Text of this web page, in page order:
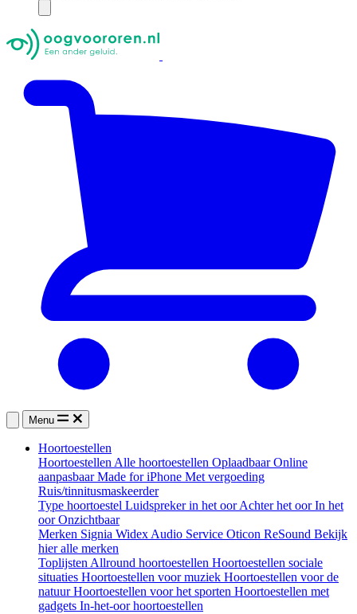
Menu
Hoortoestellen
HoortoestellenAlle hoortoestellen OplaadbaarOnline
aanpasbaarMade for iPhone Met vergoeding
Ruis/tinnitusmaskeerder
Type hoortoestel Luidspreker in het oorAchter het oorIn het
oorOnzichtbaar
Merken Signia WidexAudio Service Oticon ReSound Bekijk
hier alle merken
ToplijstenAllround hoortoestellen Hoortoestellen sociale
situaties Hoortoestellen voor muziek Hoortoestellen voor de
natuurHoortoestellen voor het sporten Hoortoestellen met
gadgets In-het-oor hoortoestellen